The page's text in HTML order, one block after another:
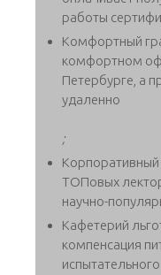
работы
Комфортный
комфортном
Петербурге, а
удаленно
;
ТОПовых
научно-
Кафетерий
компенсация